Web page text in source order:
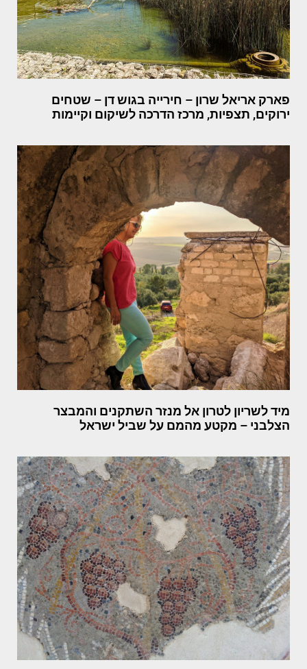
פארק אריאל שרון – חירייה בגוש דן – שטחים
ירוקים, תצפיות, מרכז הדרכה לשיקום וקיימות
מיד לשריון לטרון אל מנזר השתקנים והמבצר
הצלבני – מקטע מהמם על שביל ישראל